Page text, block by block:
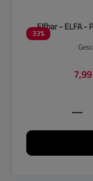
33%
Elfbar - ELFA -